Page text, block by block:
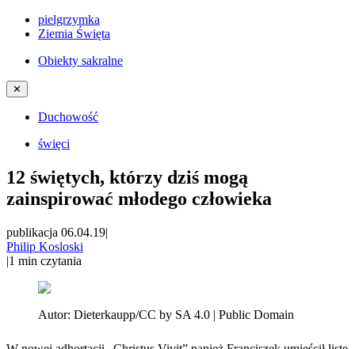
pielgrzymka
Ziemia Święta
Obiekty sakralne
✕
Duchowość
święci
12 świętych, którzy dziś mogą
zainspirować młodego człowieka
publikacja 06.04.19|
Philip Kosloski
|1 min czytania
Autor: Dieterkaupp/CC by SA 4.0 | Public Domain